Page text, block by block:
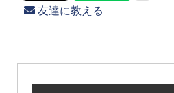
友達に教える